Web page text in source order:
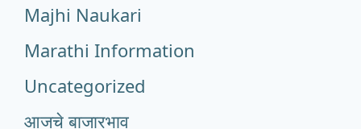
Majhi Naukari
Marathi Information
Uncategorized
आजचे बाजारभाव